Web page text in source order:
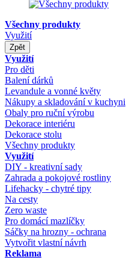
Všechny produkty
Využití
Zpět
Využití
Pro děti
Balení dárků
Levandule a vonné květy
Nákupy a skladování v kuchyni
Obaly pro ruční výrobu
Dekorace interiéru
Dekorace stolu
Všechny produkty
Využití
DIY - kreativní sady
Zahrada a pokojové rostliny
Lifehacky - chytré tipy
Na cesty
Zero waste
Pro domácí mazlíčky
Sáčky na hrozny - ochrana
Vytvořit vlastní návrh
Reklama